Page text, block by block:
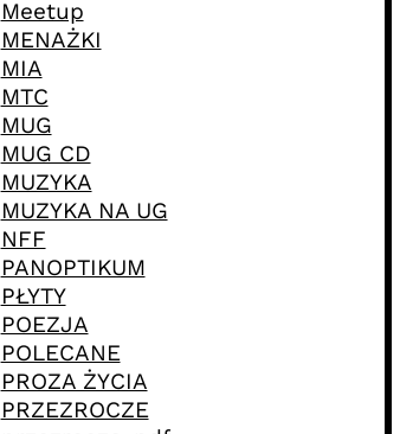
Meetup
MENAŻKI
MIA
MTC
MUG
MUG CD
MUZYKA
MUZYKA NA UG
NFF
PANOPTIKUM
PŁYTY
POEZJA
POLECANE
PROZA ŻYCIA
PRZEZROCZE